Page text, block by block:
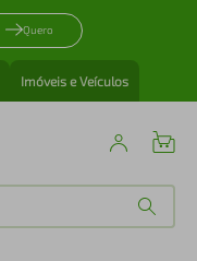
Quero
Imóveis e Veículos